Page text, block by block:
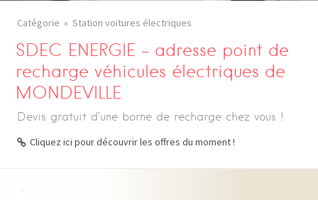
Catégorie Station voitures électriques
SDEC ENERGIE – adresse point de
recharge véhicules électriques de
MONDEVILLE
Devis gratuit d’une borne de recharge chez vous !
Cliquez ici pour découvrir les offres du moment !